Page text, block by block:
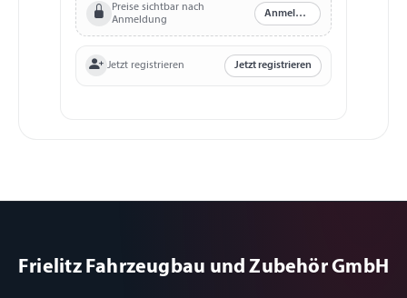
Preise sichtbar nach
Anmeldung
Anmelden
Jetzt registrieren Jetzt registrieren
Frielitz Fahrzeugbau und Zubehör GmbH